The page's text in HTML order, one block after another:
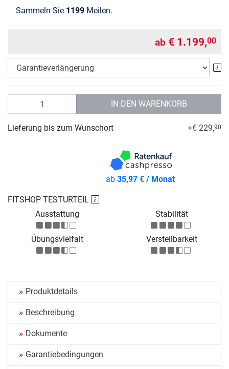
Sammeln Sie 1199 Meilen.
ab € 1.199,00
IN DEN WARENKORB
FITSHOP TESTURTEIL
Ausstattung
Stabilität
Übungsvielfalt Verstellbarkeit
Lieferung bis zum Wunschort +€ 229,90
ab 35,97 € / Monat
Produktdetails
Beschreibung
Dokumente
Garantiebedingungen